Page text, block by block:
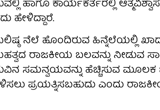
ಹಾಗೂ ಕಾರ್ಯಕರ್ತರಲ್ಲಿ
ಹೇಳಿದ್ದಾರೆ.
ನೆಲೆ ಹೊಂದಿರುವ ಹಿನ್ನೆಲೆಯಲ್ಲಿ
ರಾಜಕೀಯ ಬಲವನ್ನು ನೀಡುವ
ಸಮನ್ವಯವನ್ನು ಹೆಚ್ಚಿಸುವ ಮೂಲಕ
ಪ್ರಯತ್ನಿಸಬಹುದು ಎಂದು